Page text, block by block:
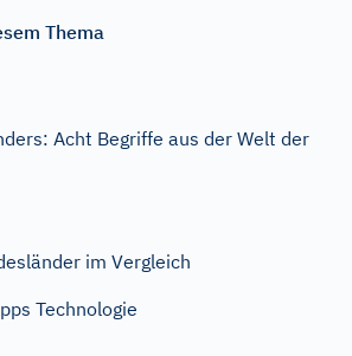
Thema
Acht Begriffe aus der Welt der
im Vergleich
Technologie